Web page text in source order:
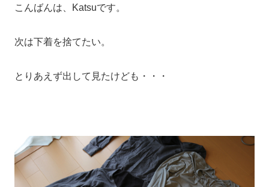
こんばんは、Katsuです。
次は下着を捨てたい。
とりあえず出して見たけども・・・